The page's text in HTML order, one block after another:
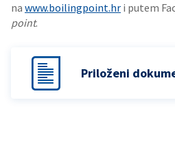
na www.boilingpoint.hr i putem
point.
Priloženi